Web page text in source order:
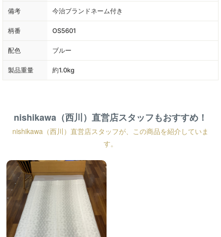
備考 今治ブランドネーム付き
柄番 OS5601
配色 ブルー
製品重量 約1.0kg
nishikawa（西川）直営店スタッフもおすすめ！
nishikawa（西川）直営店スタッフが、この商品を紹介していま
す。